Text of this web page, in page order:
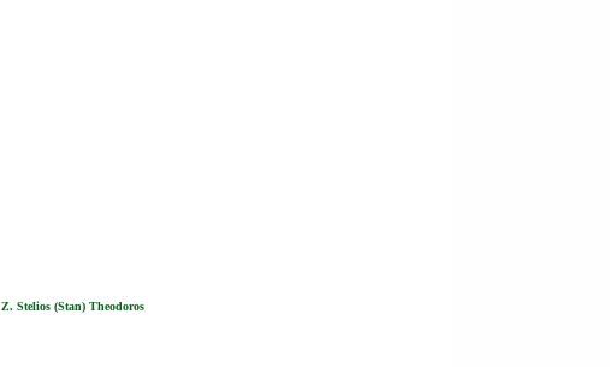
Z. Stelios (Stan) Theodoros